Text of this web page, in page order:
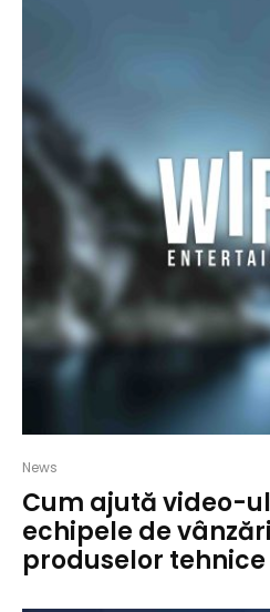
News
Cum ajută video-
echipele de
produselor tehnice